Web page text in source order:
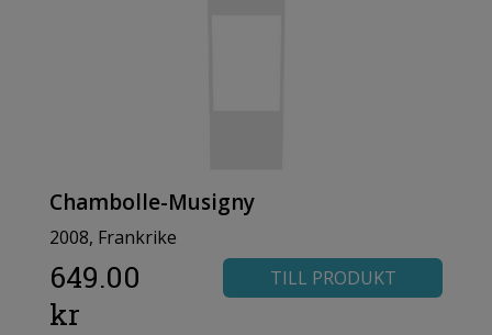
Chambolle-Musigny
2008, Frankrike
649.00
kr
TILL PRODUKT